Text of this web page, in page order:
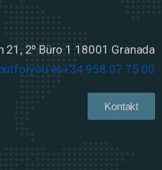
21, 2º Büro 1 18001 Granada
+34 958 07 75 00
Kontakt